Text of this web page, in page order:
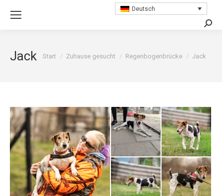
Deutsch
Jack Sie befinden sich hier:
Start Zuhause gesucht Regenbogenbrücke Jack